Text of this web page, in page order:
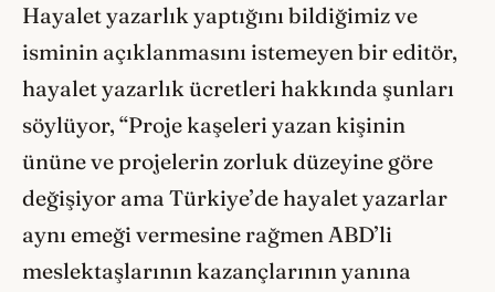
Hayalet yazarlık yaptığını bildiğimiz ve
isminin açıklanmasını istemeyen bir editör,
hayalet yazarlık ücretleri hakkında şunları
söylüyor, “Proje kaşeleri yazan kişinin
ününe ve projelerin zorluk düzeyine göre
değişiyor ama Türkiye’de hayalet yazarlar
aynı emeği vermesine rağmen ABD’li
meslektaşlarının kazançlarının yanına